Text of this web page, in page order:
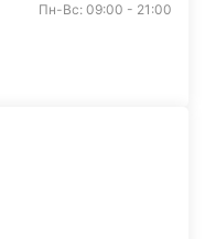
Пн-Вс: 09:00 - 21:00